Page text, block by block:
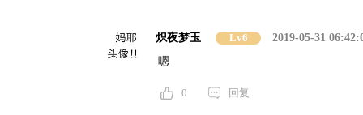
炽夜梦玉 Lv6
2019-05-31
嗯
0 回复